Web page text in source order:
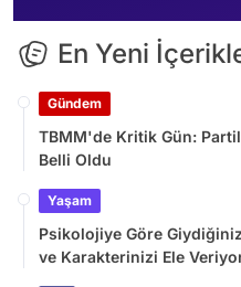
En Yeni
Gündem
TBMM'de Kritik Gün:
Belli Oldu
Yaşam
Psikolojiye Göre
ve Karakterinizi Ele